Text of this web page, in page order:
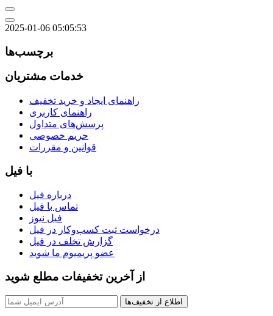
2025-01-06 05:05:53
برچسب‌ها
خدمات مشتریان
راهنمای ایجاد و خرید تخفیف
راهنمای کاربری
پرسش‌های متداول
حریم خصوصی
قوانین و مقررات
با فیل
درباره فیل
تماس با فیل
فیل نیوز
درخواست ثبت کسب‌و‌کار در فیل
گزارش تخلف در فیل
عضو پریمیوم ما شوید
از آخرین تخفیفات مطلع شوید
اطلاع از تخفیف‌ها